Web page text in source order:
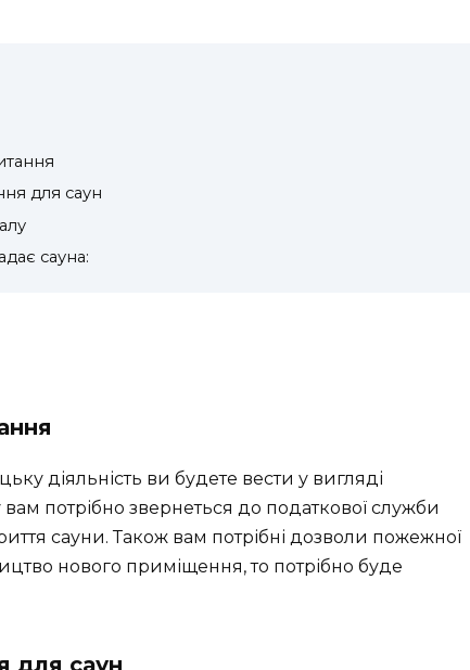
для саун
сауна:
діяльність ви будете вести у вигляді
потрібно звернеться до податкової служби
сауни. Також вам потрібні дозволи пожежної
нового приміщення, то потрібно буде
для саун